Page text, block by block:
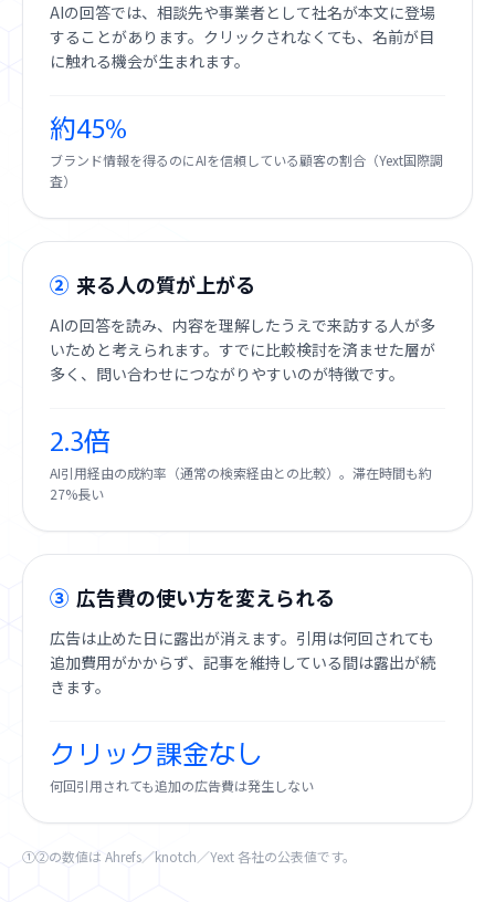
AIの回答では、相談先や事業者として社名が本文に登場
することがあります。クリックされなくても、名前が目
に触れる機会が生まれます。
約45%
ブランド情報を得るのにAIを信頼している顧客の割合（Yext国際調
査）
② 来る人の質が上がる
AIの回答を読み、内容を理解したうえで来訪する人が多
いためと考えられます。すでに比較検討を済ませた層が
多く、問い合わせにつながりやすいのが特徴です。
2.3倍
AI引用経由の成約率（通常の検索経由との比較）。滞在時間も約
27%長い
③ 広告費の使い方を変えられる
広告は止めた日に露出が消えます。引用は何回されても
追加費用がかからず、記事を維持している間は露出が続
きます。
クリック課金なし
何回引用されても追加の広告費は発生しない
①②の数値は Ahrefs／knotch／Yext 各社の公表値です。